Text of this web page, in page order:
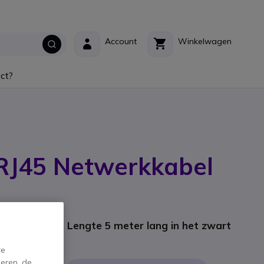
Winkelwagen
Account
Netwerkkabel
(Zwart). Lengte 5 meter lang in het zwart
incl. BTW